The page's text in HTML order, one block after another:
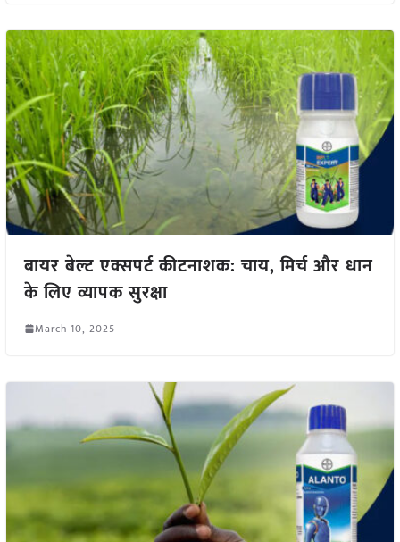
बायर बेल्ट एक्सपर्ट कीटनाशक: चाय, मिर्च और धान
के लिए व्यापक सुरक्षा
March 10, 2025